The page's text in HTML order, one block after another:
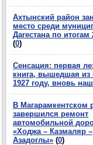
Ахтынский район
место среди
Дагестана по итогам
(0)
Сенсация: первая
книга, вышедшая из
1927 году, вновь
В Магарамкентском
завершился ремонт
автомобильной
«Ходжа – Казмаляр –
Азадоглы» (0)